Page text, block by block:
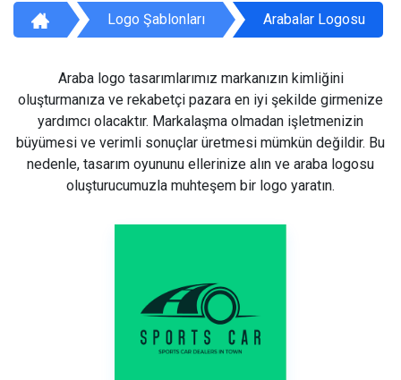
Logo Şablonları Arabalar Logosu
Araba logo tasarımlarımız markanızın kimliğini
oluşturmanıza ve rekabetçi pazara en iyi şekilde girmenize
yardımcı olacaktır. Markalaşma olmadan işletmenizin
büyümesi ve verimli sonuçlar üretmesi mümkün değildir. Bu
nedenle, tasarım oyununu ellerinize alın ve araba logosu
oluşturucumuzla muhteşem bir logo yaratın.